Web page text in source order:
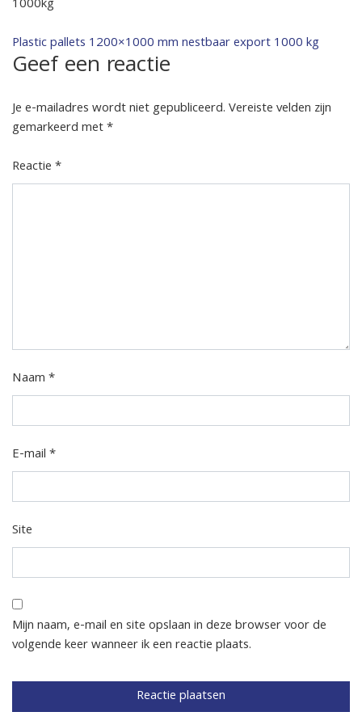
1000kg
Bericht
navigatie
Plastic pallets 1200×1000 mm nestbaar export 1000 kg
Geef een reactie
Je e-mailadres wordt niet gepubliceerd.Vereiste velden zijn
gemarkeerd met*
Reactie*
Naam*
E-mail*
Site
Mijn naam, e-mail en site opslaan in deze browser voor de
volgende keer wanneer ik een reactie plaats.